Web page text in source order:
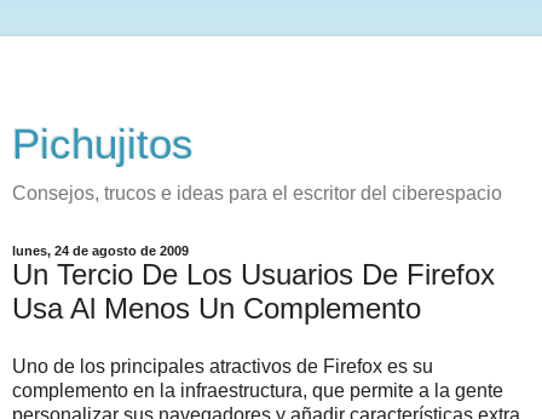
Pichujitos
Consejos, trucos e ideas para el escritor del ciberespacio
lunes, 24 de agosto de 2009
Un Tercio De Los Usuarios De Firefox
Usa Al Menos Un Complemento
Uno de los principales atractivos de Firefox es su
complemento en la infraestructura, que permite a la gente
personalizar sus navegadores y añadir características extra.